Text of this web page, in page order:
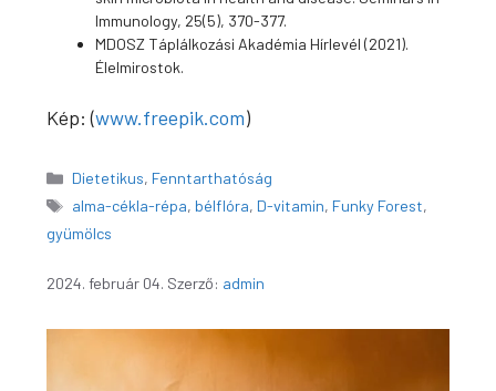
Immunology, 25(5), 370-377.
MDOSZ Táplálkozási Akadémia Hírlevél (2021).
Élelmirostok.
Kép: (www.freepik.com)
Kategória
Dietetikus, Fenntarthatóság
Címkék
alma-cékla-répa, bélflóra, D-vitamin, Funky Forest,
gyümölcs
2024. február 04. Szerző: admin